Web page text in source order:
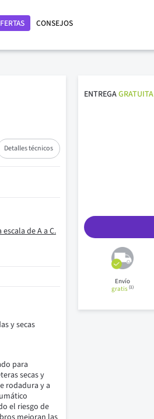
CONSEJOS
Detalles técnicos
y secas
para
secas y
rodadura y a
el riesgo de
ENTREGAGRATUITA
Envío
gratis(1)